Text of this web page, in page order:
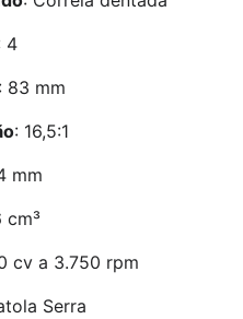
4
83 mm
: 16,5:1
mm
cm³
cv a 3.750 rpm
Serra